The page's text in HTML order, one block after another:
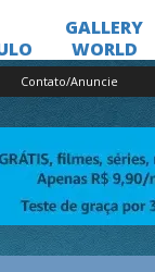
Contato/Anuncie